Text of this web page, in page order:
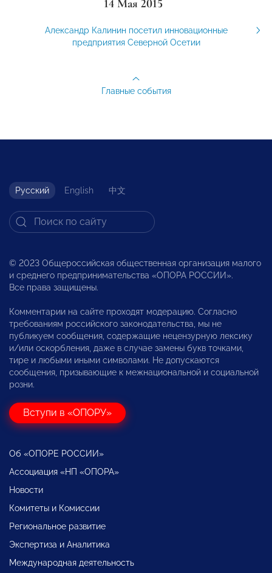
14 Мая 2015
Александр Калинин посетил инновационные
предприятия Северной Осетии
Главные события
Русский English 中文
© 2023 Общероссийская общественная организация малого
и среднего предпринимательства «ОПОРА РОССИИ».
Все права защищены.
Комментарии на сайте проходят модерацию. Согласно
требованиям российского законодательства, мы не
публикуем сообщения, содержащие нецензурную лексику
и/или оскорбления, даже в случае замены букв точками,
тире и любыми иными символами. Не допускаются
сообщения, призывающие к межнациональной и социальной
розни.
Вступи в «ОПОРУ»
Об «ОПОРЕ РОССИИ»
Ассоциация «НП «ОПОРА»
Новости
Комитеты и Комиссии
Региональное развитие
Экспертиза и Аналитика
Международная деятельность